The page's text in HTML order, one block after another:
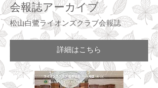
会報誌アーカイブ
松山白鷺ライオンズクラブ会報誌
詳細はこちら